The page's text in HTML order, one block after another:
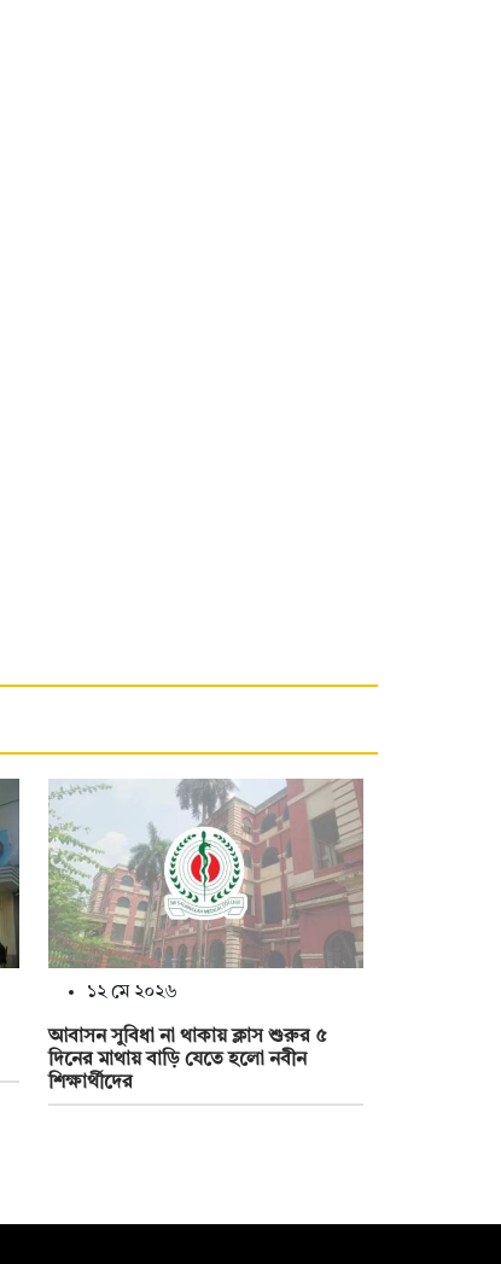
১২ মে ২০২৬
আবাসন সুবিধা না থাকায় ক্লাস শুরুর ৫
দিনের মাথায় বাড়ি যেতে হলো নবীন
শিক্ষার্থীদের